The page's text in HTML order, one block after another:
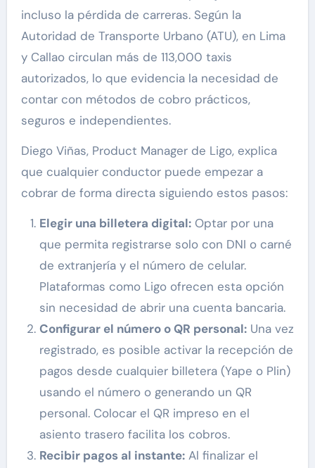
incluso la pérdida de carreras. Según la
Autoridad de Transporte Urbano (ATU), en Lima
y Callao circulan más de 113,000 taxis
autorizados, lo que evidencia la necesidad de
contar con métodos de cobro prácticos,
seguros e independientes.
Diego Viñas, Product Manager de Ligo, explica
que cualquier conductor puede empezar a
cobrar de forma directa siguiendo estos pasos:
Elegir una billetera digital:Optar por una
que permita registrarse solo con DNI o carné
de extranjería y el número de celular.
Plataformas como Ligo ofrecen esta opción
sin necesidad de abrir una cuenta bancaria.
Configurar el número o QR personal:Una vez
registrado, es posible activar la recepción de
pagos desde cualquier billetera (Yape o Plin)
usando el número o generando un QR
personal. Colocar el QR impreso en el
asiento trasero facilita los cobros.
Recibir pagos al instante:Al finalizar el